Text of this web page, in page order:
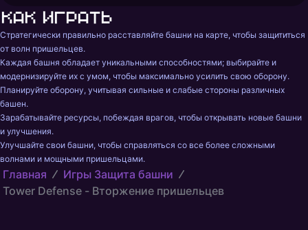
Как играть
Стратегически правильно расставляйте башни на карте, чтобы защититься
от волн пришельцев.
Каждая башня обладает уникальными способностями; выбирайте и
модернизируйте их с умом, чтобы максимально усилить свою оборону.
Планируйте оборону, учитывая сильные и слабые стороны различных
башен.
Зарабатывайте ресурсы, побеждая врагов, чтобы открывать новые башни
и улучшения.
Улучшайте свои башни, чтобы справляться со все более сложными
волнами и мощными пришельцами.
Главная
Игры Защита башни
Tower Defense - Вторжение пришельцев